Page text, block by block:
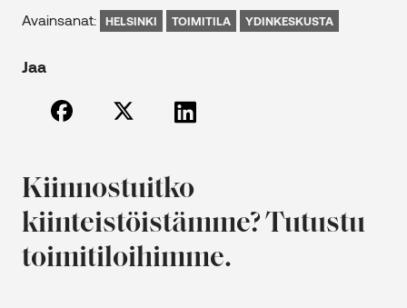
Avainsanat: HELSINKI TOIMITILA YDINKESKUSTA
Jaa
Kiinnostuitko
kiinteistöistämme? Tutustu
toimitiloihimme.